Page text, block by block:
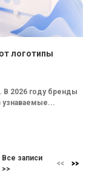
логотипы
В 2026 году бренды
узнаваемые...
Все записи
>>